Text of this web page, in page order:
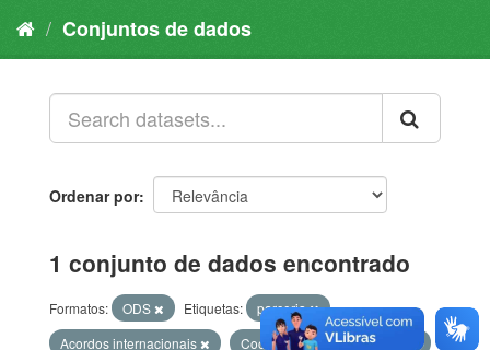
Conjuntos de dados
Ordenar por
1 conjunto de dados encontrado
Formatos: ODS Etiquetas:
parceria
Acordos internacionais
Cooperação
acordos